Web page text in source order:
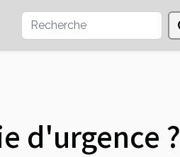
d'urgence ?